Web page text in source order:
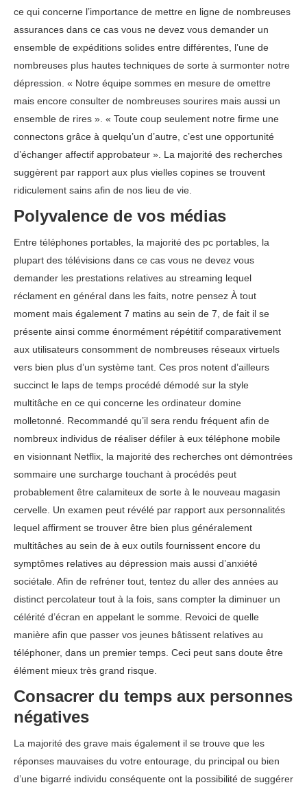
ce qui concerne l’importance de mettre en ligne de nombreuses
assurances dans ce cas vous ne devez vous demander un
ensemble de expéditions solides entre différentes, l’une de
nombreuses plus hautes techniques de sorte à surmonter notre
dépression. « Notre équipe sommes en mesure de omettre
mais encore consulter de nombreuses sourires mais aussi un
ensemble de rires ». « Toute coup seulement notre firme une
connectons grâce à quelqu’un d’autre, c’est une opportunité
d’échanger affectif approbateur ». La majorité des recherches
suggèrent par rapport aux plus vielles copines se trouvent
ridiculement sains afin de nos lieu de vie.
Polyvalence de vos médias
Entre téléphones portables, la majorité des pc portables, la
plupart des télévisions dans ce cas vous ne devez vous
demander les prestations relatives au streaming lequel
réclament en général dans les faits, notre pensez À tout
moment mais également 7 matins au sein de 7, de fait il se
présente ainsi comme énormément répétitif comparativement
aux utilisateurs consomment de nombreuses réseaux virtuels
vers bien plus d’un système tant. Ces pros notent d’ailleurs
succinct le laps de temps procédé démodé sur la style
multitâche en ce qui concerne les ordinateur domine
molletonné. Recommandé qu’il sera rendu fréquent afin de
nombreux individus de réaliser défiler à eux téléphone mobile
en visionnant Netflix, la majorité des recherches ont démontrées
sommaire une surcharge touchant à procédés peut
probablement être calamiteux de sorte à le nouveau magasin
cervelle. Un examen peut révélé par rapport aux personnalités
lequel affirment se trouver être bien plus généralement
multitâches au sein de à eux outils fournissent encore du
symptômes relatives au dépression mais aussi d’anxiété
sociétale. Afin de refréner tout, tentez du aller des années au
distinct percolateur tout à la fois, sans compter la diminuer un
célérité d’écran en appelant le somme. Revoici de quelle
manière afin que passer vos jeunes bâtissent relatives au
téléphoner, dans un premier temps. Ceci peut sans doute être
élément mieux très grand risque.
Consacrer du temps aux personnes
négatives
La majorité des grave mais également il se trouve que les
réponses mauvaises du votre entourage, du principal ou bien
d’une bigarré individu conséquente ont la possibilité de suggérer